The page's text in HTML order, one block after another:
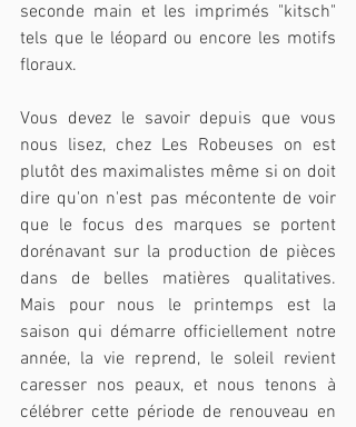
seconde main et les imprimés "kitsch"
tels que le léopard ou encore les motifs
floraux.
Vous devez le savoir depuis que vous
nous lisez, chez Les Robeuses on est
plutôt des maximalistes même si on doit
dire qu'on n'est pas mécontente de voir
que le focus des marques se portent
dorénavant sur la production de pièces
dans de belles matières qualitatives.
Mais pour nous le printemps est la
saison qui démarre officiellement notre
année, la vie reprend, le soleil revient
caresser nos peaux, et nous tenons à
célébrer cette période de renouveau en